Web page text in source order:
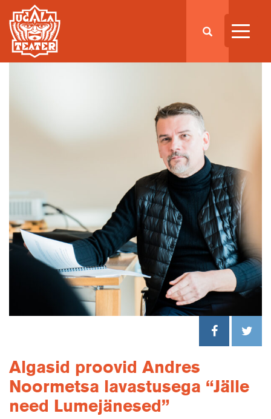
Algasid proovid Andres
Noormetsa lavastusega “Jälle
need Lumejänesed”